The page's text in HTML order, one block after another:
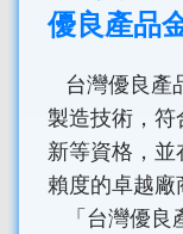
優良產品
台灣優良產
製造技術，符
新等資格，
賴度的卓越廠
「台灣優良